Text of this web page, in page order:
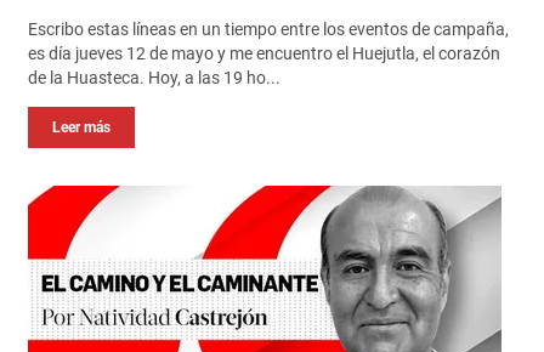
Escribo estas líneas en un tiempo entre los eventos de campaña,
es día jueves 12 de mayo y me encuentro el Huejutla, el corazón
de la Huasteca. Hoy, a las 19 ho...
Leer más